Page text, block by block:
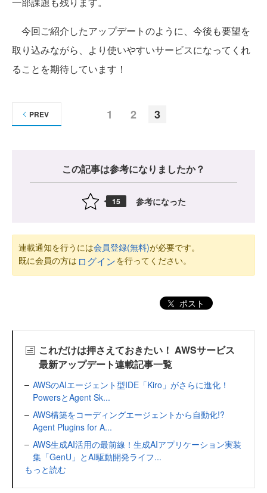
今回ご紹介したアップデートのように、今後も要望を
取り込みながら、より使いやすいサービスになってくれ
ることを期待しています！
1 2 3
PREV
この記事は参考になりましたか？
15 参考になった
連載通知を行うには会員登録(無料)が必要です。
既に会員の方は ログインを行ってください。
ポスト
これだけは押さえておきたい！ AWSサービス
最新アップデート連載記事一覧
AWSのAIエージェント型IDE「Kiro」がさらに進化！
PowersとAgent Sk...
AWS構築をコーディングエージェントから自動化!?
Agent Plugins for A...
AWS生成AI活用の最前線！生成AIアプリケーション実装
集「GenU」とAI駆動開発ライフ...
もっと読む